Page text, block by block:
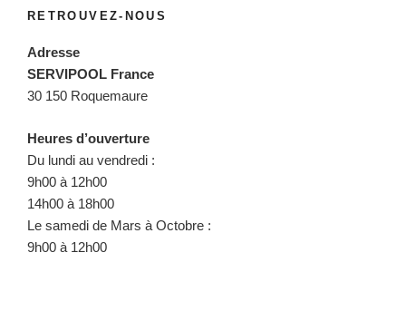
RETROUVEZ-NOUS
Adresse
SERVIPOOL France
30 150 Roquemaure
Heures d’ouverture
Du lundi au vendredi :
9h00 à 12h00
14h00 à 18h00
Le samedi de Mars à Octobre :
9h00 à 12h00